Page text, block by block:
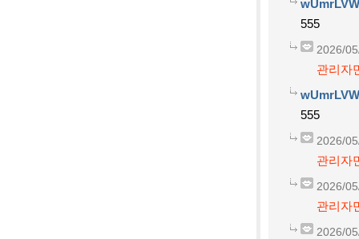
555
2026/
관리자
555
2026/
관리자
2026/
관리자
2026/